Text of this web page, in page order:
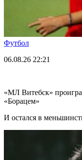
Футбол
06.08.26 22:21
«МЛ Витебск»
«Борацем»
И остался в